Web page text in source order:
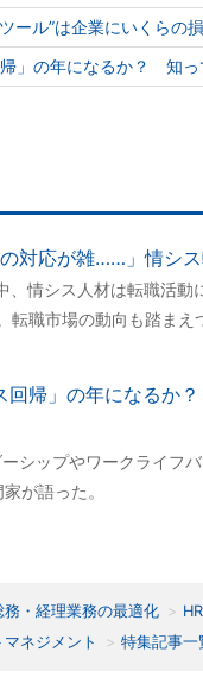
ール”は企業にいくらの
」の年になるか？ 知っ
の対応が雑……」情シ
、情シス人材は転職活
転職市場の動向も踏ま
回帰」の年になるか
シップやワークライフ
が語った。
務・経理業務の最適化
マネジメント 特集記事一